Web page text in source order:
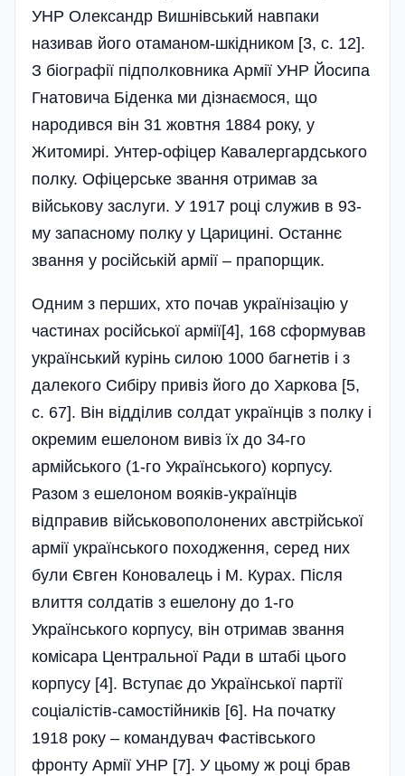
УНР Олександр Вишнівський навпаки
називав його отаманом-шкідником [3, с. 12].
З біографії підполковника Армії УНР Йосипа
Гнатовича Біденка ми дізнаємося, що
народився він 31 жовтня 1884 року, у
Житомирі. Унтер-офіцер Кавалергардського
полку. Офіцерське звання отримав за
військову заслуги. У 1917 році служив в 93-
му запасному полку у Царицині. Останнє
звання у російській армії – прапорщик.
Одним з перших, хто почав українізацію у
частинах російської армії[4], 168 сформував
український курінь силою 1000 багнетів і з
далекого Сибіру привіз його до Харкова [5,
с. 67]. Він відділив солдат українців з полку і
окремим ешелоном вивіз їх до 34-го
армійського (1-го Українського) корпусу.
Разом з ешелоном вояків-українців
відправив військовополонених австрійської
армії українського походження, серед них
були Євген Коновалець і М. Курах. Після
влиття солдатів з ешелону до 1-го
Українського корпусу, він отримав звання
комісара Центральної Ради в штабі цього
корпусу [4]. Вступає до Української партії
соціалістів-самостійників [6]. На початку
1918 року – командувач Фастівського
фронту Армії УНР [7]. У цьому ж році брав